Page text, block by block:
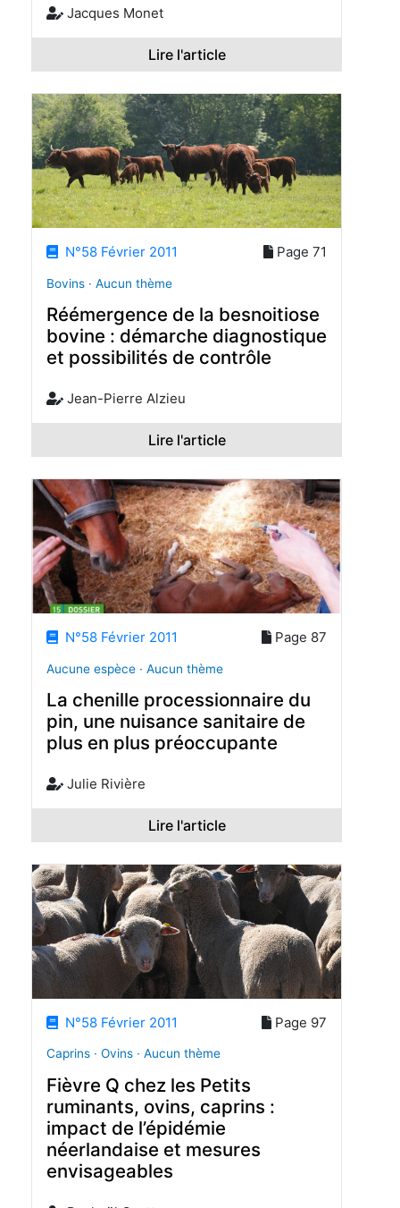
Jacques Monet
Lire l'article
N°58 Février 2011 Page 71
Bovins · Aucun thème
Réémergence de la besnoitiose
bovine : démarche diagnostique
et possibilités de contrôle
Jean-Pierre Alzieu
Lire l'article
N°58 Février 2011 Page 87
Aucune espèce · Aucun thème
La chenille processionnaire du
pin, une nuisance sanitaire de
plus en plus préoccupante
Julie Rivière
Lire l'article
N°58 Février 2011 Page 97
Caprins · Ovins · Aucun thème
Fièvre Q chez les Petits
ruminants, ovins, caprins :
impact de l’épidémie
néerlandaise et mesures
envisageables